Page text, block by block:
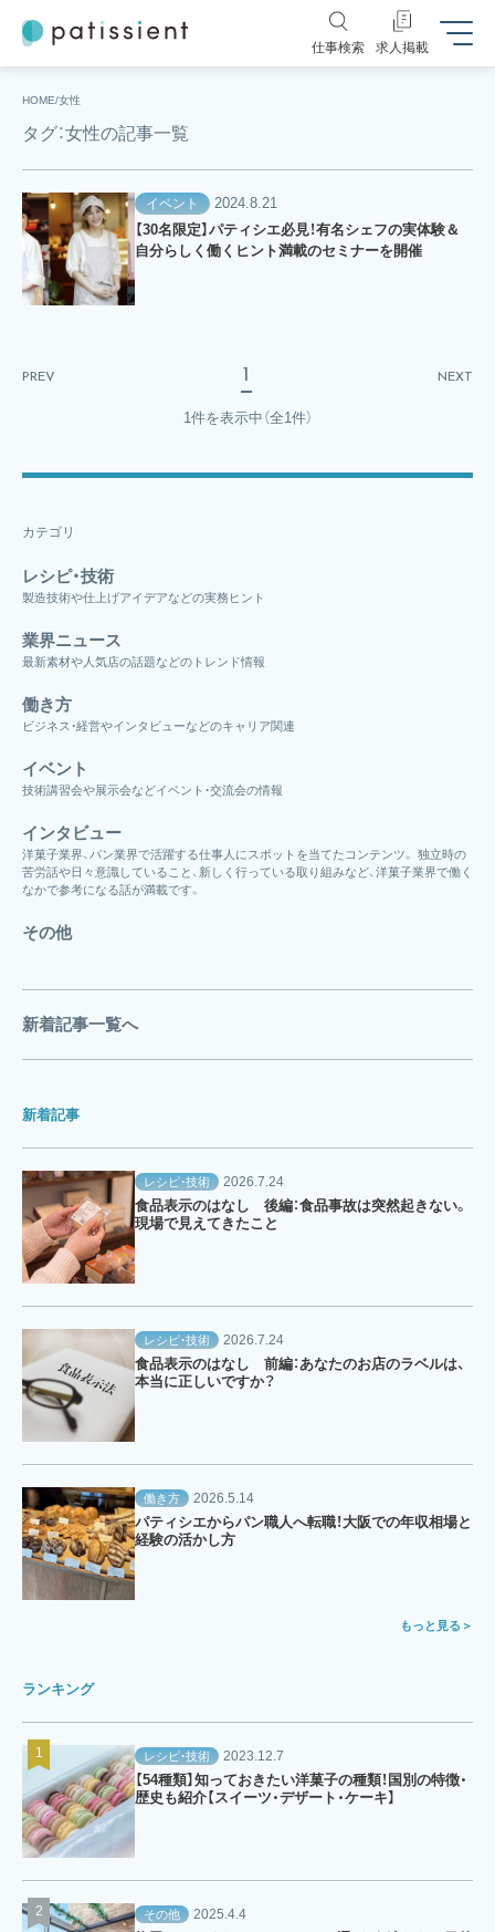
仕事検索 求人掲載
HOME 女性
タグ：女性の記事一覧
イベント
2024.8.21
【30名限定】パティシエ必見！有名シェフの実体験＆
自分らしく働くヒント満載のセミナーを開催
PREV 1 NEXT
1件を表示中 （全1件）
カテゴリ
レシピ・技術
製造技術や仕上げアイデアなどの実務ヒント
業界ニュース
最新素材や人気店の話題などのトレンド情報
働き方
ビジネス・経営やインタビューなどのキャリア関連
イベント
技術講習会や展示会などイベント・交流会の情報
インタビュー
洋菓子業界、パン業界で活躍する仕事人にスポットを当てたコンテンツ。 独立時の
苦労話や日々意識していること、新しく行っている取り組みなど、洋菓子業界で働く
なかで参考になる話が満載です。
その他
新着記事一覧へ
新着記事
レシピ・技術 2026.7.24
食品表示のはなし 後編：食品事故は突然起きない。
現場で見えてきたこと
レシピ・技術 2026.7.24
食品表示のはなし 前編：あなたのお店のラベルは、
本当に正しいですか？
働き方 2026.5.14
パティシエからパン職人へ転職！大阪での年収相場と
経験の活かし方
もっと見る
ランキング
レシピ・技術 2023.12.7
【54種類】知っておきたい洋菓子の種類！国別の特徴・
歴史も紹介【スイーツ・デザート・ケーキ】
その他 2025.4.4